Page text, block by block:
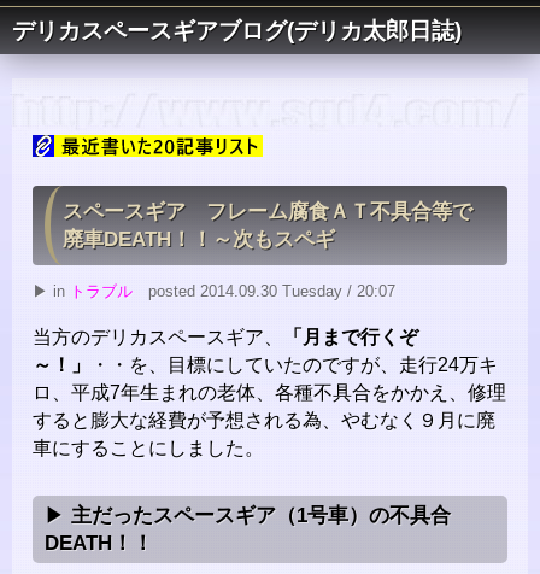
デリカスペースギアブログ(デリカ太郎日誌)
スペースギア フレーム腐食ＡＴ不具合等で
廃車DEATH！！～次もスペギ
▶ in トラブル posted 2014.09.30 Tuesday / 20:07
当方のデリカスペースギア、
「月まで行くぞ
～！」
・・を、目標にしていたのですが、走行24万キ
ロ、平成7年生まれの老体、各種不具合をかかえ、修理
すると膨大な経費が予想される為、やむなく９月に廃
車にすることにしました。
主だったスペースギア（1号車）の不具合
DEATH！！